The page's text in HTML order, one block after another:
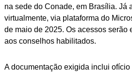
na sede do Conade, em Brasília. Já
virtualmente, via plataforma do
de maio de 2025. Os acessos serão
aos conselhos habilitados.
A documentação exigida inclui